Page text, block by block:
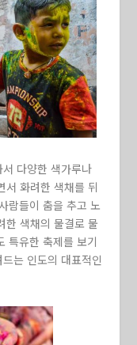
다양한 색가루나
서 화려한 색채를 뒤
람들이 춤을 추고 노
한 색채의 물결로 물
특유한 축제를 보기
는 인도의 대표적인